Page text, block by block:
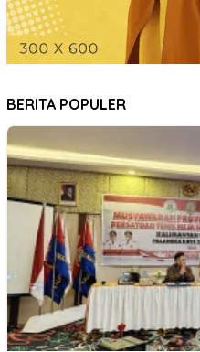
BERITA POPULER